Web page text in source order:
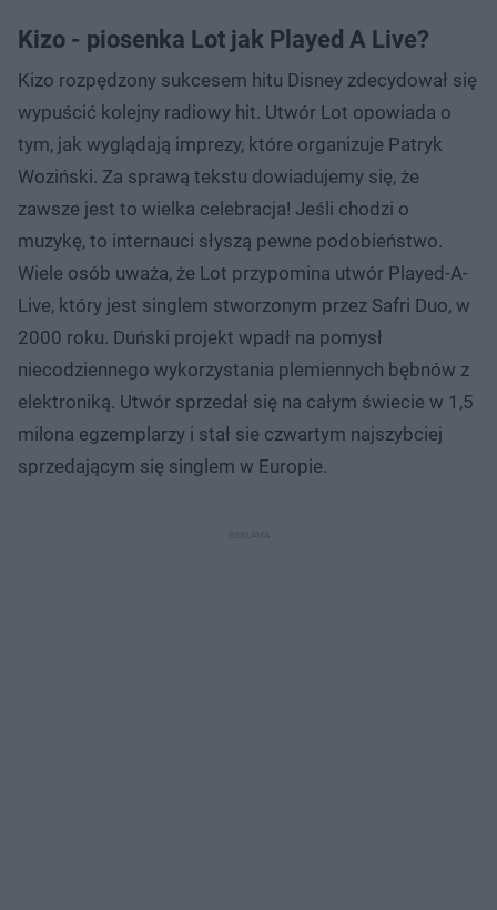
Kizo - piosenka Lot jak Played A Live?
Kizo rozpędzony sukcesem hitu Disney zdecydował się
wypuścić kolejny radiowy hit. Utwór Lot opowiada o
tym, jak wyglądają imprezy, które organizuje Patryk
Woziński. Za sprawą tekstu dowiadujemy się, że
zawsze jest to wielka celebracja! Jeśli chodzi o
muzykę, to internauci słyszą pewne podobieństwo.
Wiele osób uważa, że Lot przypomina utwór Played-A-
Live, który jest singlem stworzonym przez Safri Duo, w
2000 roku. Duński projekt wpadł na pomysł
niecodziennego wykorzystania plemiennych bębnów z
elektroniką. Utwór sprzedał się na całym świecie w 1,5
milona egzemplarzy i stał sie czwartym najszybciej
sprzedającym się singlem w Europie.